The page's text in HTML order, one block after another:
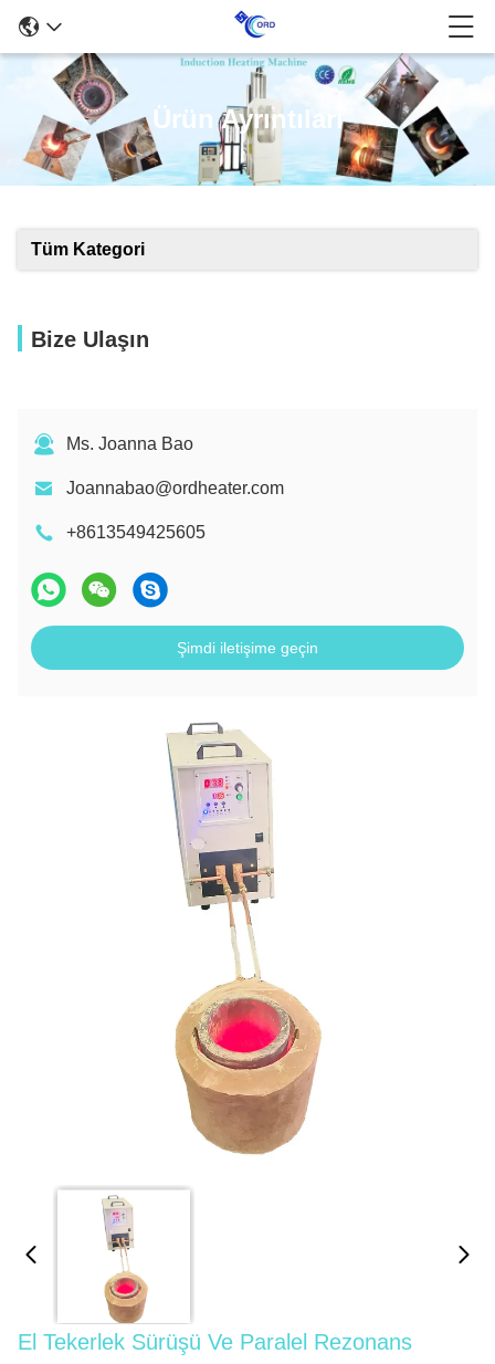
Ürün Ayrıntıları
Tüm Kategori
Bize Ulaşın
Ms. Joanna Bao
Joannabao@ordheater.com
+8613549425605
Şimdi iletişime geçin
El Tekerlek Sürüşü Ve Paralel Rezonans